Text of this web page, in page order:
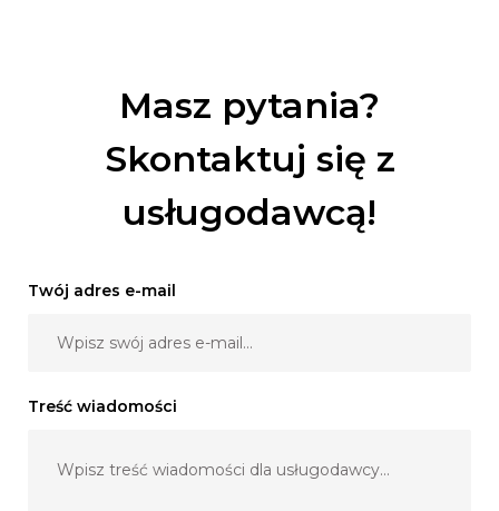
Półmetki,
Inscenizacje Historyczne,
Sesje fotograficzne
Sceny Filmowe i inne .
Masz pytania?
Skontaktuj się z
usługodawcą!
Twój adres e-mail
Treść wiadomości